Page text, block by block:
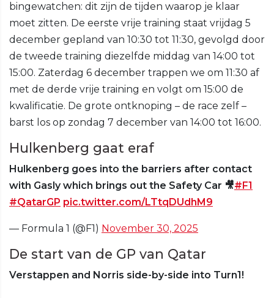
bingewatchen: dit zijn de tijden waarop je klaar
moet zitten. De eerste vrije training staat vrijdag 5
december gepland van 10:30 tot 11:30, gevolgd door
de tweede training diezelfde middag van 14:00 tot
15:00. Zaterdag 6 december trappen we om 11:30 af
met de derde vrije training en volgt om 15:00 de
kwalificatie. De grote ontknoping – de race zelf –
barst los op zondag 7 december van 14:00 tot 16:00.
Hulkenberg gaat eraf
Hulkenberg goes into the barriers after contact
with Gasly which brings out the Safety Car 🎥#F1
#QatarGP pic.twitter.com/LTtqDUdhM9
— Formula 1 (@F1) November 30, 2025
De start van de GP van Qatar
Verstappen and Norris side-by-side into Turn1!